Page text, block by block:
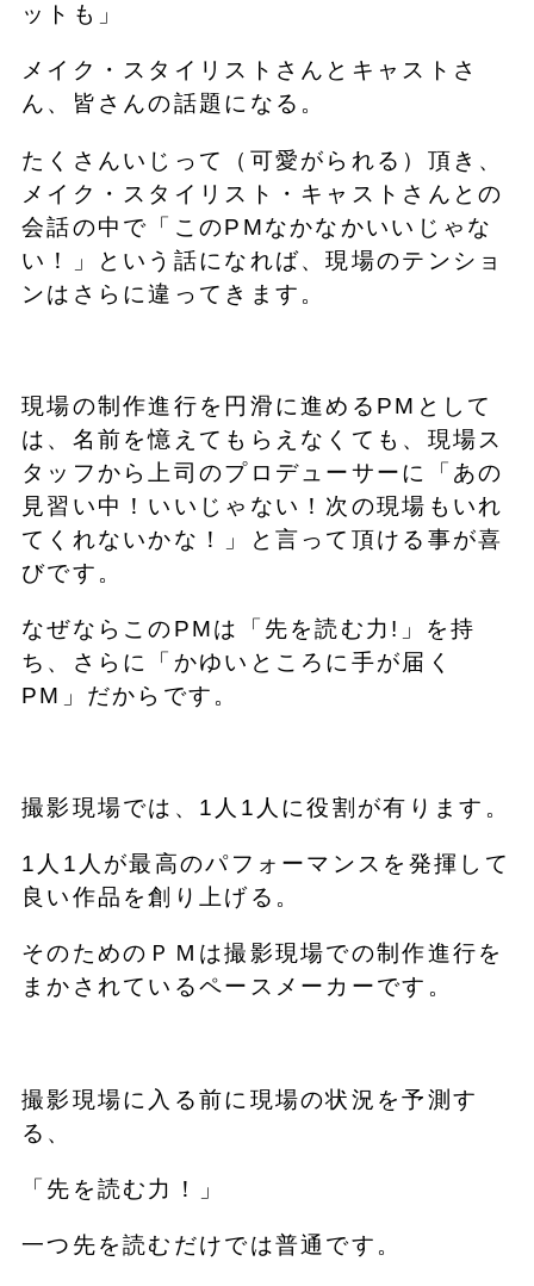
ットも」
メイク・スタイリストさんとキャストさ
ん、皆さんの話題になる。
たくさんいじって（可愛がられる）頂き、
メイク・スタイリスト・キャストさんとの
会話の中で「このPMなかなかいいじゃな
い！」という話になれば、現場のテンショ
ンはさらに違ってきます。
現場の制作進行を円滑に進めるPMとして
は、名前を憶えてもらえなくても、現場ス
タッフから上司のプロデューサーに「あの
見習い中！いいじゃない！次の現場もいれ
てくれないかな！」と言って頂ける事が喜
びです。
なぜならこのPMは「先を読む力!」を持
ち、さらに「かゆいところに手が届く
PM」だからです。
撮影現場では、1人1人に役割が有ります。
1人1人が最高のパフォーマンスを発揮して
良い作品を創り上げる。
そのためのＰＭは撮影現場での制作進行を
まかされているペースメーカーです。
撮影現場に入る前に現場の状況を予測す
る、
「先を読む力！」
一つ先を読むだけでは普通です。